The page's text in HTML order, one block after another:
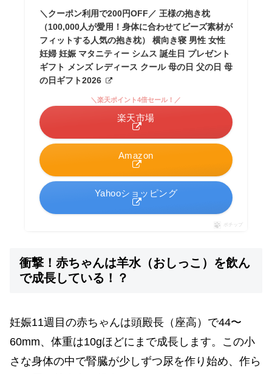
＼クーポン利用で200円OFF／ 王様の抱き枕
（100,000人が愛用！身体に合わせてビーズ素材が
フィットする人気の抱き枕） 横向き寝 男性 女性
妊婦 妊娠 マタニティー シムス 誕生日 プレゼント
ギフト メンズ レディース クール 母の日 父の日 母
の日ギフト2026
Amazon
＼楽天ポイント4倍セール！／
楽天市場
Yahooショッピング
ポチップ
衝撃！赤ちゃんは羊水（おしっこ）を飲ん
で成長している！？
妊娠11週目の赤ちゃんは頭殿長（座高）で44〜
60mm、体重は10gほどにまで成長します。この小
さな身体の中で腎臓が少しずつ尿を作り始め、作ら